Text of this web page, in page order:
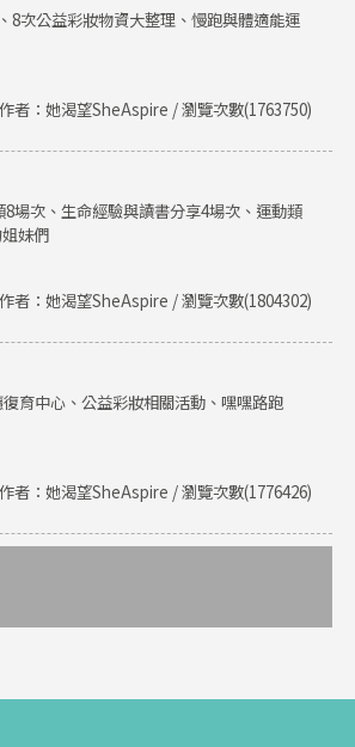
8次公益彩妝物資大整理、慢跑與體適能運
作者：她渴望SheAspire / 瀏覽次數(1763750)
場次、生命經驗與讀書分享4場次、運動類
妹們
作者：她渴望SheAspire / 瀏覽次數(1804302)
育中心、公益彩妝相關活動、嘿嘿路跑
作者：她渴望SheAspire / 瀏覽次數(1776426)